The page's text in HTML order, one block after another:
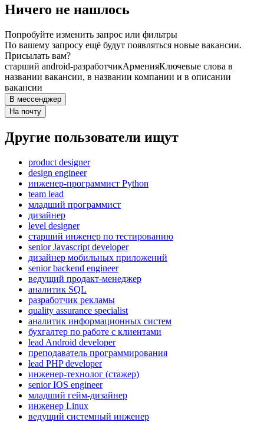
Ничего не нашлось
Попробуйте изменить запрос или фильтры
По вашему запросу ещё будут появляться новые вакансии.
Присылать вам?
старший android-разработчикАрменияКлючевые слова в
названии вакансии, в названии компании и в описании
вакансии
В мессенджер
На почту
Другие пользователи ищут
product designer
design engineer
инженер-программист Python
team lead
младший программист
дизайнер
level designer
старший инженер по тестированию
senior Javascript developer
дизайнер мобильных приложений
senior backend engineer
ведущий продакт-менеджер
аналитик SQL
разработчик рекламы
quality assurance specialist
аналитик информационных систем
бухгалтер по работе с клиентами
lead Android developer
преподаватель программирования
lead PHP developer
инженер-технолог (стажер)
senior IOS engineer
младший гейм-дизайнер
инженер Linux
ведущий системный инженер